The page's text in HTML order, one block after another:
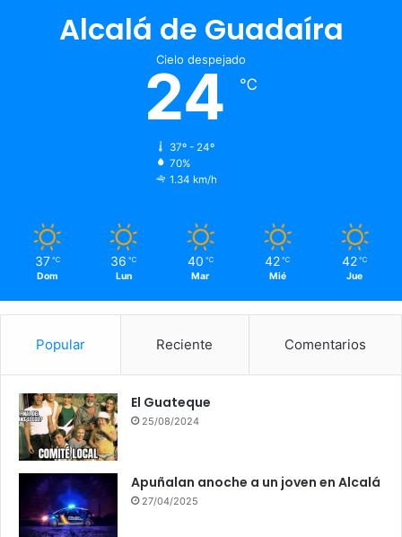
Alcalá de Guadaíra
Cielo despejado
24 ℃
37º - 24º
70%
1.34 km/h
37 ℃
Dom
36 ℃
Lun
40 ℃
Mar
42 ℃
Mié
42 ℃
Jue
Popular Reciente Comentarios
El Guateque
25/08/2024
Apuñalan anoche a un joven en Alcalá
27/04/2025